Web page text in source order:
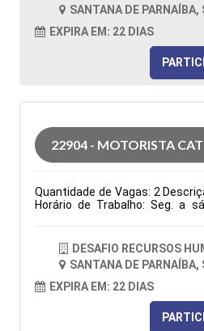
disponibilidade de horário.
Cidade: Santana de Parnaíba,
Logística Período:
Características
SANTANA DE PARNAÍBA,
EXPIRA EM: 22 DIAS
22904 - MOTORISTA
Quantidade de Vagas: 2
Horário de Trabalho: Seg. a
horário. Benefícios: Vale
após 3 meses: Vale
farma Entregas nas
CLT Cidade: Santana de
Atuação: Logística Período:
Características
DESAFIO RECURSOS
SANTANA DE PARNAÍBA,
EXPIRA EM: 22 DIAS